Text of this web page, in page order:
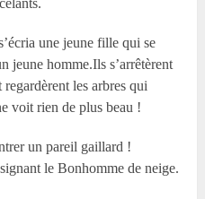
une jeune fille qui se
jeune homme.Ils s’arrêtèrent
les arbres qui
voit rien de plus beau !
un pareil gaillard !
le Bonhomme de neige.